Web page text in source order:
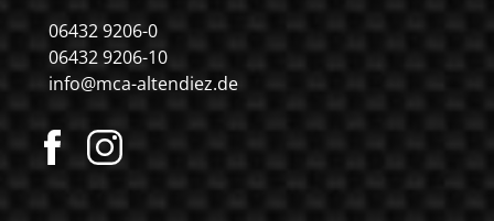
06432 9206-0
06432 9206-10
info@mca-altendiez.de